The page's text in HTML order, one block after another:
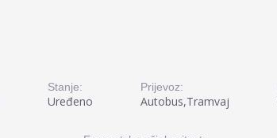
Stanje:
Uređeno
Prijevoz:
Autobus,Tramvaj